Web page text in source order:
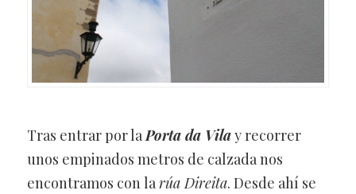
Tras entrar por la Porta da Vilay recorrer
unos empinados metros de calzada nos
encontramos con la rúa Direita. Desde ahí se